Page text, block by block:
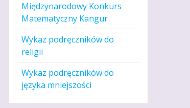
Międzynarodowy Konkurs
Matematyczny Kangur
Wykaz podręczników do
religii
Wykaz podręczników do
języka mniejszości